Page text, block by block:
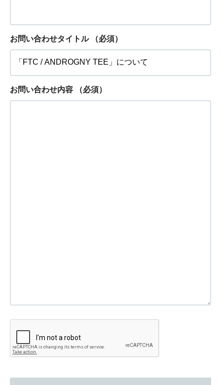
お問い合わせタイトル （必須）
お問い合わせ内容 （必須）